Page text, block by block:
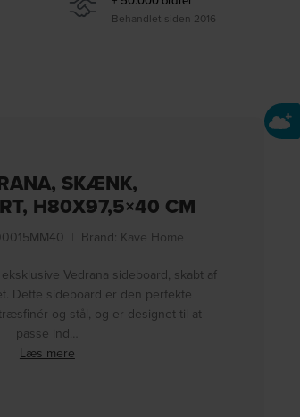
Behandlet siden 2016
SKÆNK,
H80X97,5×40 CM
Brand: Kave Home
Vedrana sideboard, skabt af
Dette sideboard er den perfekte
og stål, og er designet til at
passe ind…
Læs mere